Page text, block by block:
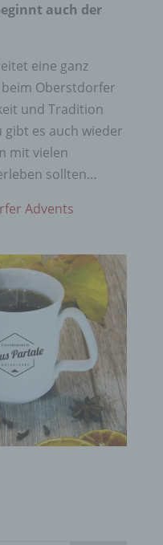
auch der
eine ganz
Oberstdorfer
und Tradition
es auch wieder
mit vielen
erleben sollten…
Advents